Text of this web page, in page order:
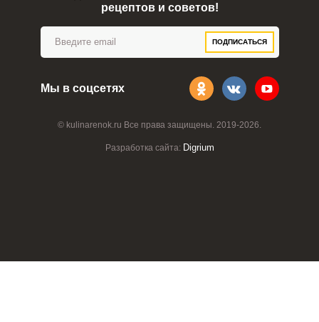
© kulinarenok.ru Все права защищены. 2019-2026.
Разработка сайта: Digrium
рецептов и советов!
ПОДПИСАТЬСЯ
Мы в соцсетях